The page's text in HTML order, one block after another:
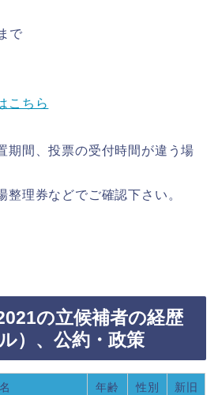
で
こちら
期間、投票の受付時間が違う場
整理券などでご確認下さい。
の立候補者の経歴
）、公約・政策
年齢 性別 新旧